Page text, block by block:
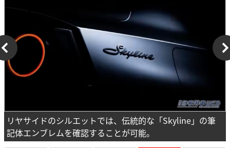
リヤサイドのシルエットでは、伝統的な「Skyline」の筆
記体エンブレムを確認することが可能。